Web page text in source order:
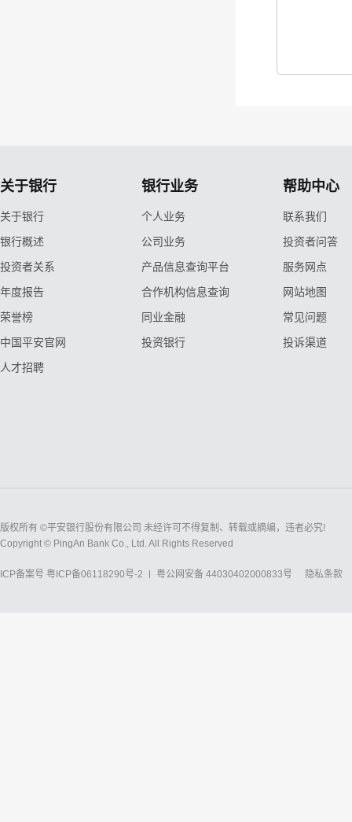
关于银行
关于银行
银行概述
投资者关系
年度报告
荣誉榜
中国平安官网
人才招聘
银行业务
个人业务
公司业务
产品信息查询平台
合作机构信息查询
同业金融
投资银行
帮助中心
联系我们
投资者问答
服务网点
网站地图
常见问题
投诉渠道
版权所有 ©平安银行股份有限公司 未经许可不得复制、转载或摘编，违者必究!
Copyright © PingAn Bank Co., Ltd. All Rights Reserved
ICP备案号 粤ICP备06118290号-2 粤公网安备 44030402000833号 隐私条款